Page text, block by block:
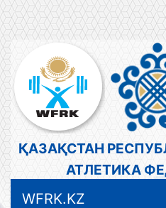
ҚАЗАҚСТАН
АТЛЕТИКА
WFRK.KZ